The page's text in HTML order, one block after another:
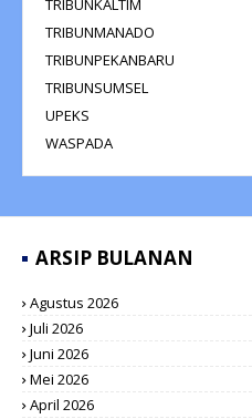
TRIBUNKALTIM
TRIBUNMANADO
TRIBUNPEKANBARU
TRIBUNSUMSEL
UPEKS
WASPADA
ARSIP BULANAN
Agustus 2026
Juli 2026
Juni 2026
Mei 2026
April 2026